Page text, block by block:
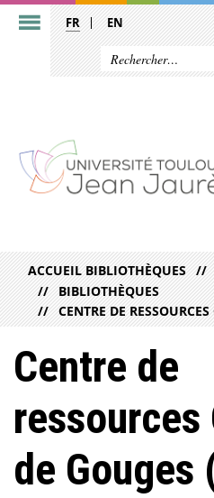
FR EN
ACCUEIL BIBLIOTHÈQUES
BIBLIOTHÈQUES
CENTRE DE
Centre de
ressources
de Gouges